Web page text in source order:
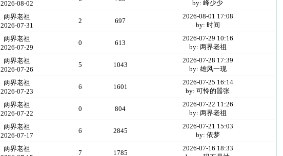
2026-08-02
by: 峰少少
两界老祖
2026-07-31
2 697
2026-08-01 17:08
by: 时间
两界老祖
2026-07-29
0 613
2026-07-29 10:16
by: 两界老祖
两界老祖
2026-07-26
5 1043
2026-07-28 17:39
by: 雄风一现
两界老祖
2026-07-23
6 1601
2026-07-25 16:14
by: 可怜的嚣张
两界老祖
2026-07-22
0 804
2026-07-22 11:26
by: 两界老祖
两界老祖
2026-07-17
6 2845
2026-07-21 15:03
by: 依梦
两界老祖
7 1785
2026-07-16 18:33